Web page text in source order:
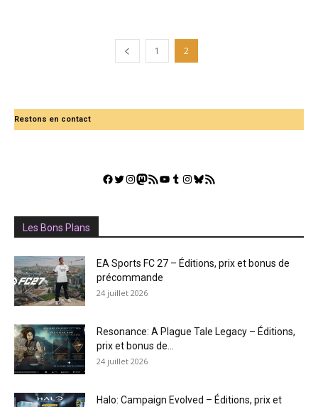
1 2
Restons en contact
Facebook
Twitter
Instagram
Mastodon
Flux RSSYouTube
Tumblr
Instagram
Bluesky
GestGame
Les Bons Plans
EA Sports FC 27 – Éditions, prix et bonus de
précommande
24 juillet 2026
Resonance: A Plague Tale Legacy – Éditions,
prix et bonus de...
24 juillet 2026
Halo: Campaign Evolved – Éditions, prix et